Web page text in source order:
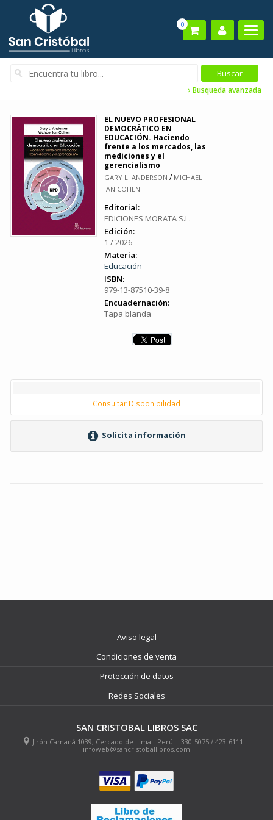
0
Busqueda avanzada
EL NUEVO PROFESIONAL
DEMOCRÁTICO EN
EDUCACIÓN. Haciendo
frente a los mercados, las
mediciones y el
gerencialismo
GARY L. ANDERSON / MICHAEL
IAN COHEN
Editorial:
EDICIONES MORATA S.L.
Edición:
1 / 2026
Materia:
Educación
ISBN:
979-13-87510-39-8
Encuadernación:
Tapa blanda
Consultar Disponibilidad
Solicita información
Aviso legal
Condiciones de venta
Protección de datos
Redes Sociales
SAN CRISTOBAL LIBROS SAC
Jirón Camaná 1039, Cercado de Lima - Perú | 330-5075 / 423-6111 |
infoweb@sancristoballibros.com